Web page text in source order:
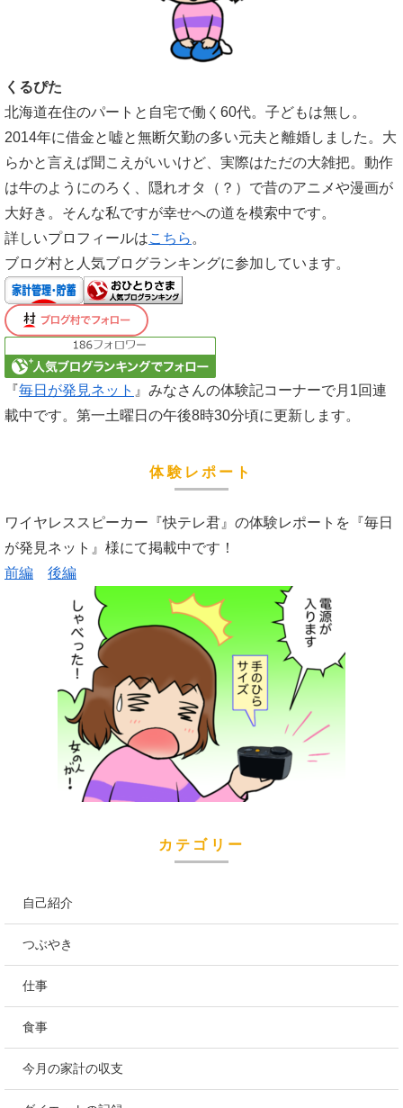
くるぴた
北海道在住のパートと自宅で働く60代。子どもは無し。
2014年に借金と嘘と無断欠勤の多い元夫と離婚しました。大
らかと言えば聞こえがいいけど、実際はただの大雑把。動作
は牛のようにのろく、隠れオタ（？）で昔のアニメや漫画が
大好き。そんな私ですが幸せへの道を模索中です。
詳しいプロフィールはこちら 。
ブログ村と人気ブログランキングに参加しています。
『毎日が発見ネット 』みなさんの体験記コーナーで月1回連
載中です。第一土曜日の午後8時30分頃に更新します。
体験レポート
ワイヤレススピーカー『快テレ君』の体験レポートを『毎日
が発見ネット』様にて掲載中です！
前編
後編
カテゴリー
自己紹介
つぶやき
仕事
食事
今月の家計の収支